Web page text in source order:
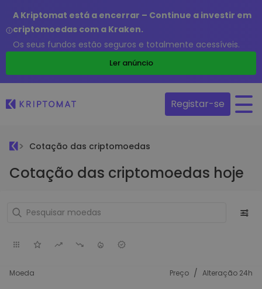
A Kriptomat está a encerrar – Continue a investir em
criptomoedas com a Kraken.
Os seus fundos estão seguros e totalmente acessíveis.
Ler anúncio
Registar-se
Cotação das criptomoedas
Cotação das criptomoedas hoje
Moeda Preço / Alteração 24h